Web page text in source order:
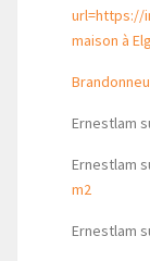
url=https://
maison à
Ernestlam
Ernestlam
m2
Ernestlam